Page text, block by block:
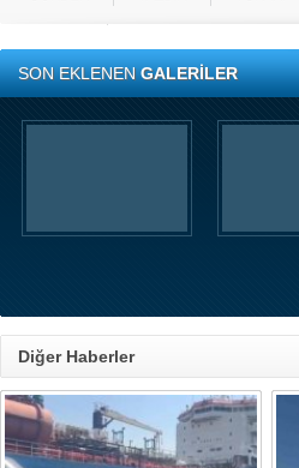
SON EKLENENGALERİLER
Diğer Haberler